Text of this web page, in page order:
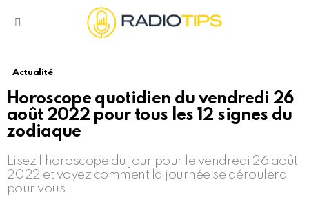
Actualité
Horoscope quotidien du vendredi 26
août 2022 pour tous les 12 signes du
zodiaque
Lisez l’horoscope du jour pour le vendredi 26 août
2022 et voyez comment la journée se déroulera
pour vous.